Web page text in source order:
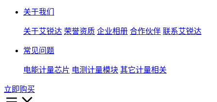
关于我们
关于艾锐达 荣誉资质 企业相册 合作伙伴 联系艾锐达
常见问题
电能计量芯片 电测计量模块 其它计量相关
立即购买